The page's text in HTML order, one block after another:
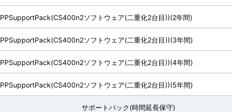
PPSupportPack(CS400n2ソフトウェア(二重化2台目))(2年間)
PPSupportPack(CS400n2ソフトウェア(二重化2台目))(3年間)
PPSupportPack(CS400n2ソフトウェア(二重化2台目))(4年間)
PPSupportPack(CS400n2ソフトウェア(二重化2台目))(5年間)
サポートパック(時間延長保守)